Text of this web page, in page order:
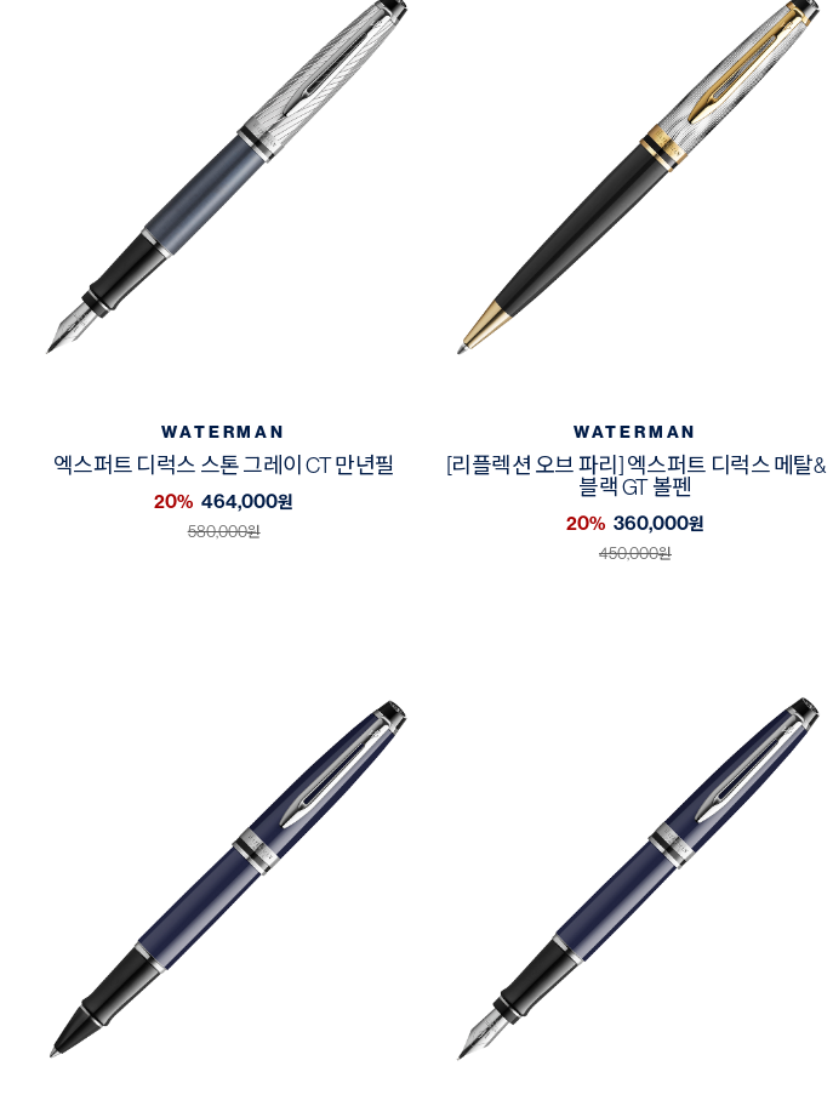
WATERMAN
엑스퍼트 디럭스 스톤 그레이 CT 만년필
20% 464,000원
580,000원
WATERMAN
[리플렉션 오브 파리] 엑스퍼트 디럭스 메탈&
블랙 GT 볼펜
20% 360,000원
450,000원